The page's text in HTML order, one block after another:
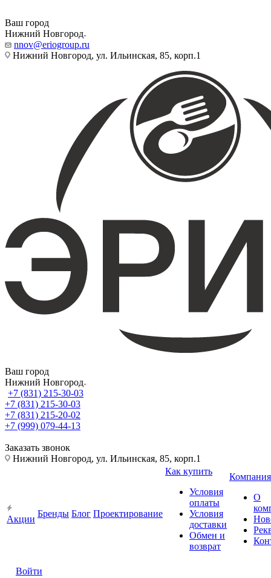
Ваш город
Нижний Новгород
nnov@eriogroup.ru
Нижний Новгород, ул. Ильинская, 85, корп.1
Ваш город
Нижний Новгород
+7 (831) 215-30-03
+7 (831) 215-30-03
+7 (831) 215-20-02
+7 (999) 079-44-13
Заказать звонок
Нижний Новгород, ул. Ильинская, 85, корп.1
Акции
Бренды Блог Проектирование
Как купить
Условия
оплаты
Условия
доставки
Обмен и
возврат
Компания
О
Войти